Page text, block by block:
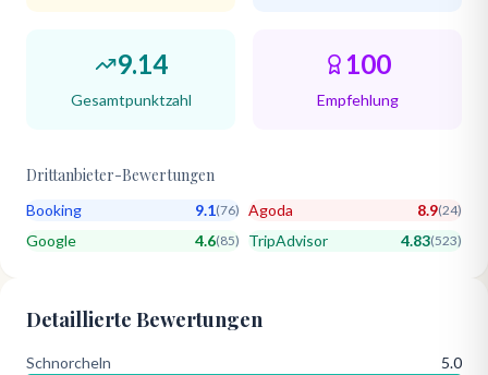
9.14
Gesamtpunktzahl
100
Empfehlung
Drittanbieter-Bewertungen
Booking 9.1(76) Agoda 8.9(24)
Google 4.6(85) TripAdvisor 4.83(523)
Detaillierte Bewertungen
Schnorcheln
5.0